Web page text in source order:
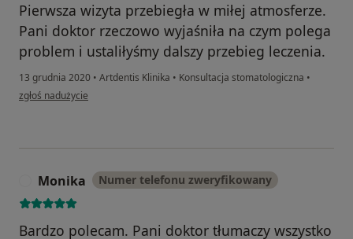
Pierwsza wizyta przebiegła w miłej atmosferze.
Pani doktor rzeczowo wyjaśniła na czym polega
problem i ustaliłyśmy dalszy przebieg leczenia.
13 grudnia 2020 • Artdentis Klinika • Konsultacja stomatologiczna •
w opinii użytkownika SG
zgłoś nadużycie
Monika Numer telefonu zweryfikowany
Bardzo polecam. Pani doktor tłumaczy wszystko